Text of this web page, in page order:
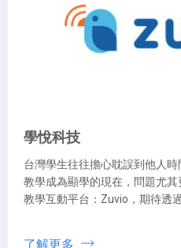
學悅科技
台灣學生往往擔心耽誤到他人
教學成為顯學的現在，問題尤其
教學互動平台：Zuvio，期待透
了解更多